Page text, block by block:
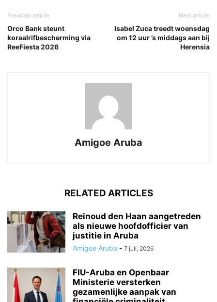
Previous article
Orco Bank steunt
koraalrifbescherming via
ReeFiesta 2026
Next article
Isabel Zuca treedt woensdag
om 12 uur ’s middags aan bij
Herensia
Amigoe Aruba
RELATED ARTICLES
Reinoud den Haan aangetreden
als nieuwe hoofdofficier van
justitie in Aruba
Amigoe Aruba - 7 juli, 2026
FIU-Aruba en Openbaar
Ministerie versterken
gezamenlijke aanpak van